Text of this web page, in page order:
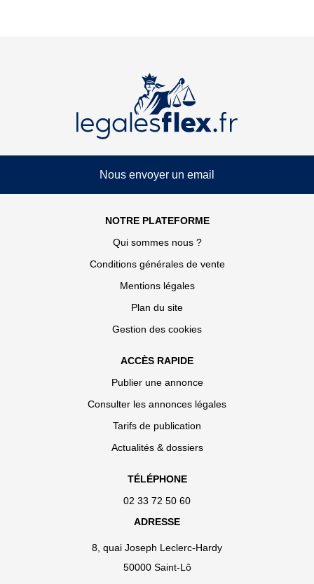
Nous envoyer un email
NOTRE PLATEFORME
Qui sommes nous ?
Conditions générales de vente
Mentions légales
Plan du site
Gestion des cookies
ACCÈS RAPIDE
Publier une annonce
Consulter les annonces légales
Tarifs de publication
Actualités & dossiers
TÉLÉPHONE
02 33 72 50 60
ADRESSE
8, quai Joseph Leclerc-Hardy
50000 Saint-Lô